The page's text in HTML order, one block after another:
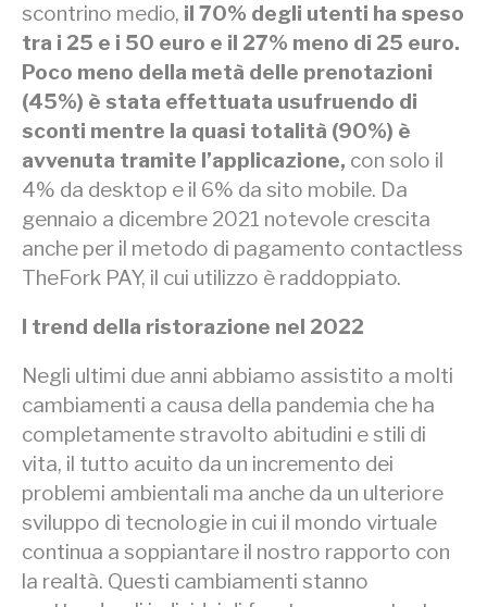
scontrino medio, il 70% degli utenti ha speso
tra i 25 e i 50 euro e il 27% meno di 25 euro.
Poco meno della metà delle prenotazioni
(45%) è stata effettuata usufruendo di
sconti mentre la quasi totalità (90%) è
avvenuta tramite l’applicazione, con solo il
4% da desktop e il 6% da sito mobile. Da
gennaio a dicembre 2021 notevole crescita
anche per il metodo di pagamento contactless
TheFork PAY, il cui utilizzo è raddoppiato.
I trend della ristorazione nel 2022
Negli ultimi due anni abbiamo assistito a molti
cambiamenti a causa della pandemia che ha
completamente stravolto abitudini e stili di
vita, il tutto acuito da un incremento dei
problemi ambientali ma anche da un ulteriore
sviluppo di tecnologie in cui il mondo virtuale
continua a soppiantare il nostro rapporto con
la realtà. Questi cambiamenti stanno